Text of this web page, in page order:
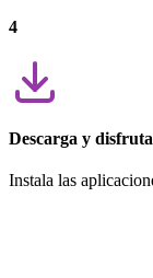
4
Descarga y disfruta
Instala las